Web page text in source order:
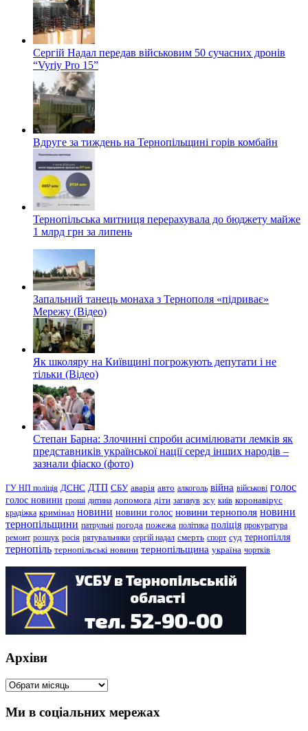
Сергій Надал передав військовим 50 сучасних дронів
“Vyriy Pro 15”
Вдруге за тиждень на Тернопільщині горів комбайн
Тернопільська митниця перерахувала до бюджету майже
1 млрд грн за липень
Запальний танець монаха з Тернополя «підриває»
Мережу (Відео)
Як школяру на Київщині погрожують депутати і не
тільки (Відео)
Степан Барна: Злочинні спроби асимілювати лемків як
представників української нації серед інших народів –
зазнали фіаско (фото)
ГУ НП поліція ДСНС ДТП СБУ аварія авто алкоголь війна військові голос
голос новини гроші дитина допомога діти загинув зсу київ коронавірус
крадіжка кримінал новини новини голос новини тернополя новини
тернопільщини патрульні погода пожежа політика поліція прокуратура
ремонт розшук росія рятувальники сергій надал смерть спорт суд тернопілля
тернопіль тернопільські новини тернопільщина україна чортків
Архіви
Архіви
Ми в соціальних мережах